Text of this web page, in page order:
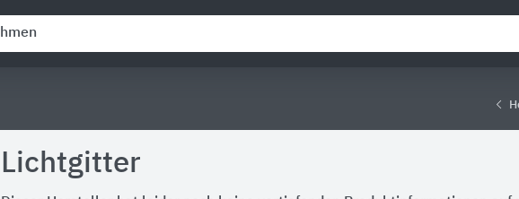
Lichtgitter